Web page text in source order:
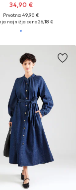
34,90 €
Prvotno: 49,90 €
najnižja cena26,18 €